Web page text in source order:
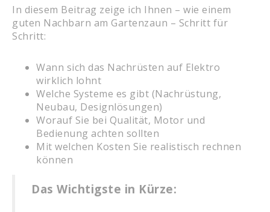
In diesem Beitrag zeige ich Ihnen – wie einem
guten Nachbarn am Gartenzaun – Schritt für
Schritt:
Wann sich das Nachrüsten auf Elektro
wirklich lohnt
Welche Systeme es gibt (Nachrüstung,
Neubau, Designlösungen)
Worauf Sie bei Qualität, Motor und
Bedienung achten sollten
Mit welchen Kosten Sie realistisch rechnen
können
Das Wichtigste in Kürze: